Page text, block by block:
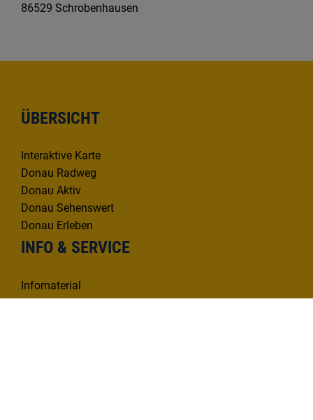
86529 Schrobenhausen
ÜBERSICHT
Interaktive Karte
Donau Radweg
Donau Aktiv
Donau Sehenswert
Donau Erleben
INFO & SERVICE
Infomaterial
Kontakt